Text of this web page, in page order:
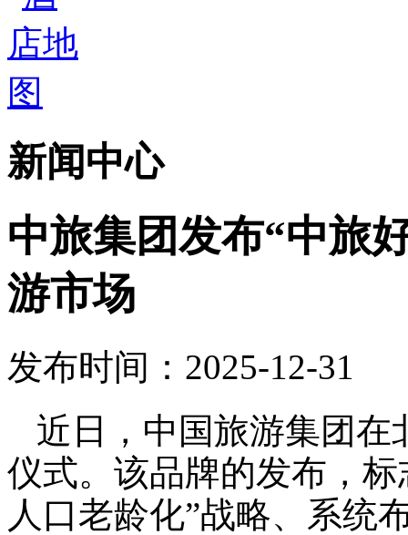
新闻中心
中旅集团发布“中旅
游市场
发布时间：2025-12-31
近日，中国旅游集团在
仪式。该品牌的发布，
人口老龄化”战略、系统